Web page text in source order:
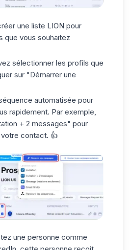
une liste LION pour
que vous souhaitez
sélectionner les profils que
sur "Démarrer une
automatisée pour
rapidement. Par exemple,
+ 2 messages" pour
contact. 👍
une personne comme